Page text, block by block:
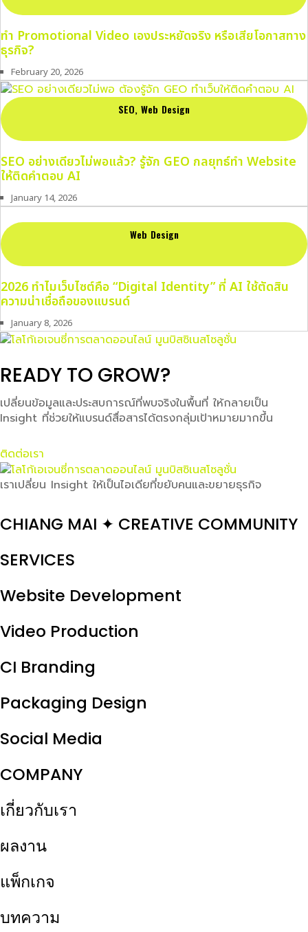
ทำ Promotional Video เองประหยัดจริง หรือเสียโอกาสทาง
ธุรกิจ?
February 20, 2026
SEO, Web Design
SEO อย่างเดียวไม่พอแล้ว? รู้จัก GEO กลยุทธ์ทำ Website
ให้ติดคำตอบ AI
January 14, 2026
Web Design
2026 ทำไมเว็บไซต์คือ “Digital Identity” ที่ AI ใช้ตัดสิน
ความน่าเชื่อถือของแบรนด์
January 8, 2026
READY TO GROW?
เปลี่ยนข้อมูลและประสบการณ์ที่พบจริงในพื้นที่ ให้กลายเป็น
Insight ที่ช่วยให้แบรนด์สื่อสารได้ตรงกลุ่มเป้าหมายมากขึ้น
ติดต่อเรา
เราเปลี่ยน Insight ให้เป็นไอเดียที่ขยับคนและขยายธุรกิจ
CHIANG MAI ✦ CREATIVE COMMUNITY
SERVICES
Website Development
Video Production
CI Branding
Packaging Design
Social Media
COMPANY
เกี่ยวกับเรา
ผลงาน
แพ็กเกจ
บทความ